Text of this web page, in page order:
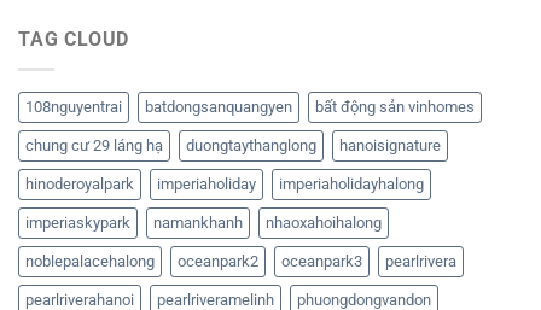
TAG CLOUD
108nguyentrai batdongsanquangyen bất động sản vinhomes
chung cư 29 láng hạ duongtaythanglong hanoisignature
hinoderoyalpark imperiaholiday imperiaholidayhalong
imperiaskypark namankhanh nhaoxahoihalong
noblepalacehalong oceanpark2 oceanpark3 pearlrivera
pearlriverahanoi pearlriveramelinh phuongdongvandon